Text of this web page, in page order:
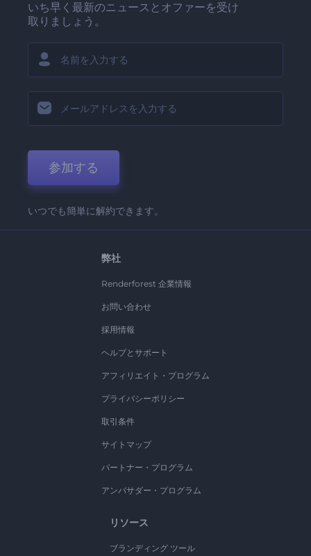
いち早く最新のニュースとオファーを受け
取りましょう。
参加する
いつでも簡単に解約できます。
弊社
Renderforest 企業情報
お問い合わせ
採用情報
ヘルプとサポート
アフィリエイト・プログラム
プライバシーポリシー
取引条件
サイトマップ
パートナー・プログラム
アンバサダー・プログラム
リソース
ブランディング ツール